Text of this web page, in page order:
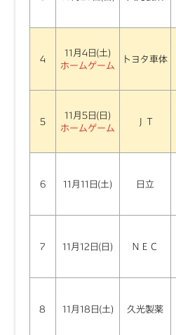
4
11月4日(土)
ホームゲーム
トヨタ車体
5
11月5日(日)
ホームゲーム
ＪＴ
6 11月11日(土) 日立
7 11月12日(日) ＮＥＣ
8 11月18日(土) 久光製薬